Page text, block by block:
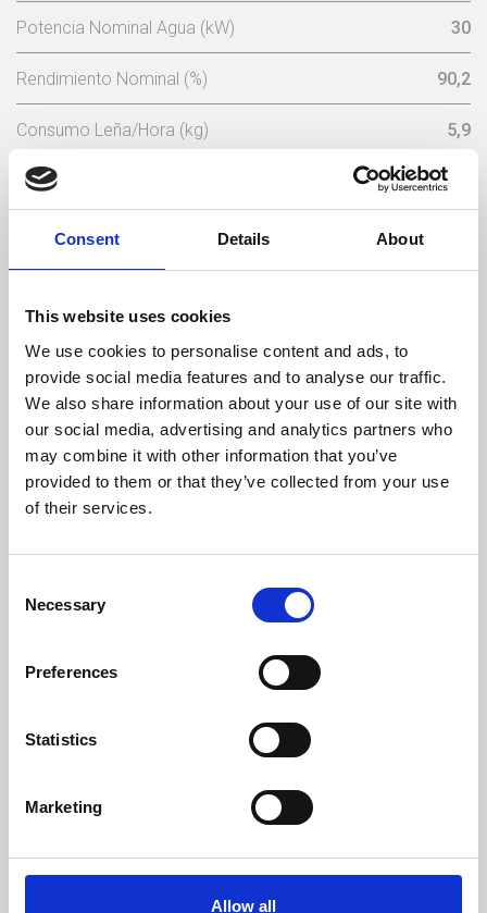
Consent Details About
This website uses cookies
We use cookies to personalise content and ads, to
provide social media features and to analyse our traffic.
We also share information about your use of our site with
our social media, advertising and analytics partners who
may combine it with other information that you’ve
provided to them or that they’ve collected from your use
of their services.
Selection
Necessary
Preferences
Statistics
Marketing
Allow all
Potencia Nominal Agua (kW) 30
Rendimiento Nominal (%) 90,2
Consumo Leña/Hora (kg) 5,9
Longitud Max Lena (mm) 500
Temperatura Máxima De Los Gases (ºC)
Depresión Necesaria En La Chimenea(pa)
Volumen De Agua (L) 90
Humedad max en
leña
20 %
Tamaño max leña
500 mm
Peso
305 kg